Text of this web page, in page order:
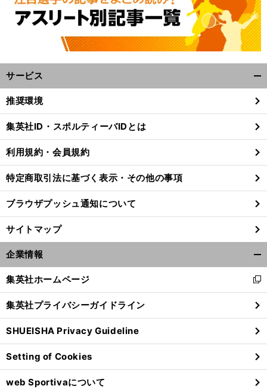
サービス
閉
る
推奨環境
集英社ID・スポルティーバIDとは
利用規約・会員規約
特定商取引法に基づく表示・その他の事項
ブラウザプッシュ通知について
サイトマップ
企業情報
閉
る
集英社ホームページ
新
し
い
ウ
ィ
ン
ド
ウ
で
集英社プライバシーガイドライン
SHUEISHA Privacy Guideline
Setting of Cookies
web Sportivaについて